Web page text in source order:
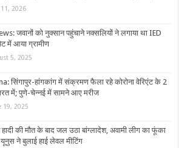
11, 2026
जवानों को नुक्सान पहुंचाने नक्सलियों ने लगाया था IED
में आया ग्रामीण
5, 2025
सिंगापुर-हांगकांग में संक्रमण फैला रहे कोरोना वेरिएंट के 2
में; पुणे-चेन्नई में सामने आए मरीज
19, 2025
हादी की मौत के बाद जल उठा बांग्लादेश, अवामी लीग का फूंका
ने बुलाई हाई लेवल मीटिंग